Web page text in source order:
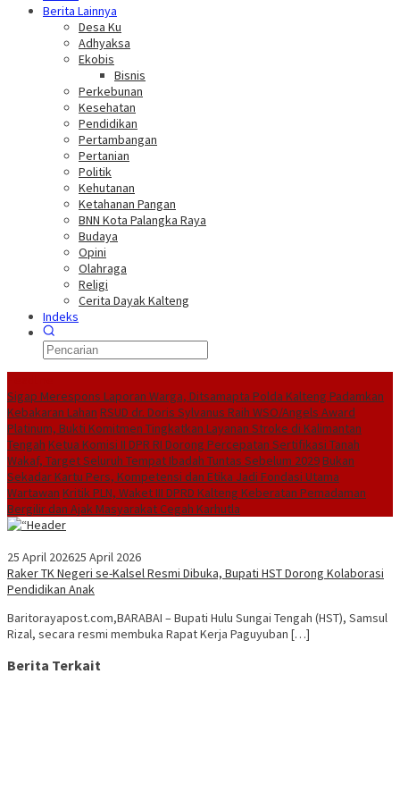
Berita Lainnya
Desa Ku
Adhyaksa
Ekobis
Bisnis
Perkebunan
Kesehatan
Pendidikan
Pertambangan
Pertanian
Politik
Kehutanan
Ketahanan Pangan
BNN Kota Palangka Raya
Budaya
Opini
Olahraga
Religi
Cerita Dayak Kalteng
Indeks
Sigap Merespons Laporan Warga, Ditsamapta Polda Kalteng Padamkan
Kebakaran Lahan RSUD dr. Doris Sylvanus Raih WSO/Angels Award
Platinum, Bukti Komitmen Tingkatkan Layanan Stroke di Kalimantan
Tengah Ketua Komisi II DPR RI Dorong Percepatan Sertifikasi Tanah
Wakaf, Target Seluruh Tempat Ibadah Tuntas Sebelum 2029Bukan
Sekadar Kartu Pers, Kompetensi dan Etika Jadi Fondasi Utama
Wartawan Kritik PLN, Waket III DPRD Kalteng Keberatan Pemadaman
Bergilir dan Ajak Masyarakat Cegah Karhutla
25 April 202625 April 2026
Raker TK Negeri se-Kalsel Resmi Dibuka, Bupati HST Dorong Kolaborasi
Pendidikan Anak
Baritorayapost.com,BARABAI – Bupati Hulu Sungai Tengah (HST), Samsul
Rizal, secara resmi membuka Rapat Kerja Paguyuban […]
Berita Terkait